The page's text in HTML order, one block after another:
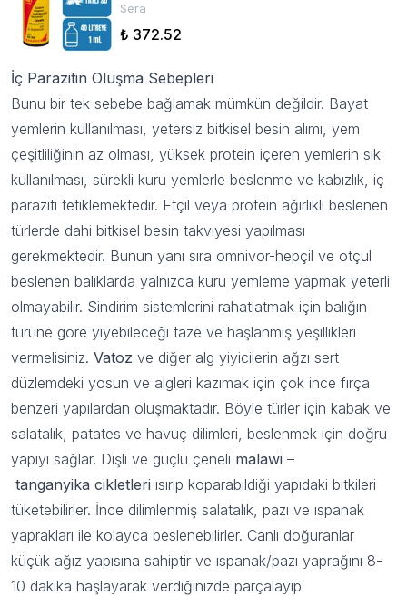
Sera
₺ 372.52
İç Parazitin Oluşma Sebepleri
Bunu bir tek sebebe bağlamak mümkün değildir. Bayat
yemlerin kullanılması, yetersiz bitkisel besin alımı, yem
çeşitliliğinin az olması, yüksek protein içeren yemlerin sık
kullanılması, sürekli kuru yemlerle beslenme ve kabızlık, iç
paraziti tetiklemektedir. Etçil veya protein ağırlıklı beslenen
türlerde dahi bitkisel besin takviyesi yapılması
gerekmektedir. Bunun yanı sıra omnivor-hepçil ve otçul
beslenen balıklarda yalnızca kuru yemleme yapmak yeterli
olmayabilir. Sindirim sistemlerini rahatlatmak için balığın
türüne göre yiyebileceği taze ve haşlanmış yeşillikleri
vermelisiniz. Vatoz ve diğer alg yiyicilerin ağzı sert
düzlemdeki yosun ve algleri kazımak için çok ince fırça
benzeri yapılardan oluşmaktadır. Böyle türler için kabak ve
salatalık, patates ve havuç dilimleri, beslenmek için doğru
yapıyı sağlar. Dişli ve güçlü çeneli malawi –
tanganyika cikletleri ısırıp koparabildiği yapıdaki bitkileri
tüketebilirler. İnce dilimlenmiş salatalık, pazı ve ıspanak
yaprakları ile kolayca beslenebilirler. Canlı doğuranlar
küçük ağız yapısına sahiptir ve ıspanak/pazı yaprağını 8-
10 dakika haşlayarak verdiğinizde parçalayıp
100 TL indirim
kazan!
Mail bültenimize şimdi katılın,
anında 100 TL indirim fırsatından
yararlanın!